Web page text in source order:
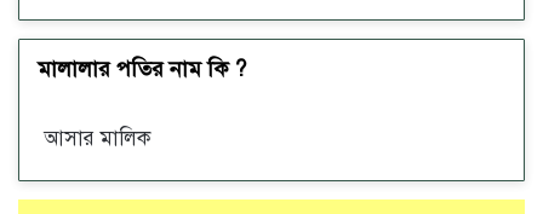
মালালার পতির নাম কি ?
আসার মালিক